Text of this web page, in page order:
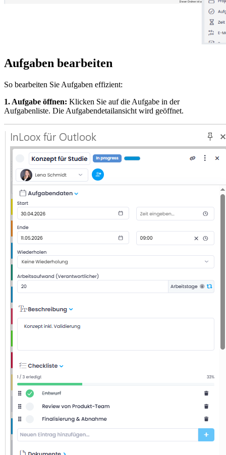
Aufgaben bearbeiten
So bearbeiten Sie Aufgaben effizient:
1. Aufgabe öffnen: Klicken Sie auf die Aufgabe in der
Aufgabenliste. Die Aufgabendetailansicht wird geöffnet.